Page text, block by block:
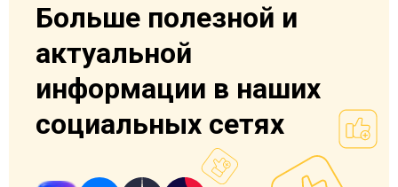
Больше полезной и
актуальной
информации в наших
социальных сетях